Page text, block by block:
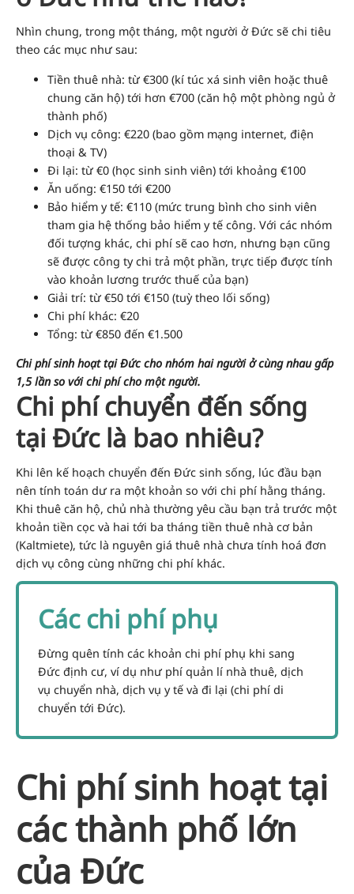
Nhìn chung, trong một tháng, một người ở Đức sẽ chi tiêu
theo các mục như sau:
Tiền thuê nhà: từ €300 (kí túc xá sinh viên hoặc thuê
chung căn hộ) tới hơn €700 (căn hộ một phòng ngủ ở
thành phố)
Dịch vụ công: €220 (bao gồm mạng internet, điện
thoại & TV)
Đi lại: từ €0 (học sinh sinh viên) tới khoảng €100
Ăn uống: €150 tới €200
Bảo hiểm y tế: €110 (mức trung bình cho sinh viên
tham gia hệ thống bảo hiểm y tế công. Với các nhóm
đối tượng khác, chi phí sẽ cao hơn, nhưng bạn cũng
sẽ được công ty chi trả một phần, trực tiếp được tính
vào khoản lương trước thuế của bạn)
Giải trí: từ €50 tới €150 (tuỳ theo lối sống)
Chi phí khác: €20
Tổng: từ €850 đến €1.500
Chi phí sinh hoạt tại Đức cho nhóm hai người ở cùng nhau gấp
1,5 lần so với chi phí cho một người.
Chi phí chuyển đến sống
tại Đức là bao nhiêu?
Khi lên kế hoạch chuyển đến Đức sinh sống, lúc đầu bạn
nên tính toán dư ra một khoản so với chi phí hằng tháng.
Khi thuê căn hộ, chủ nhà thường yêu cầu bạn trả trước một
khoản tiền cọc và hai tới ba tháng tiền thuê nhà cơ bản
(Kaltmiete), tức là nguyên giá thuê nhà chưa tính hoá đơn
dịch vụ công cùng những chi phí khác.
Các chi phí phụ
Đừng quên tính các khoản chi phí phụ khi sang
Đức định cư, ví dụ như phí quản lí nhà thuê, dịch
vụ chuyển nhà, dịch vụ y tế và đi lại (chi phí di
chuyển tới Đức).
Chi phí sinh hoạt tại
các thành phố lớn
của Đức